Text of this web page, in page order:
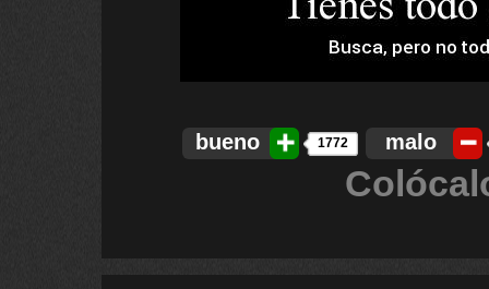
bueno 1772 malo